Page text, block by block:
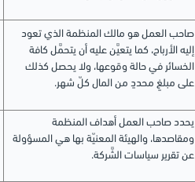
صاحب العمل هو مالك المنظمة الذي تعود
إليه الأرباح، كما يتعيَّن عليه أن يتحمَّل كافة
الخسائر في حالة وقوعها، ولا يحصل كذلك
على مبلغٍ محددٍ من المال كلّ شهر.
يحدد صاحب العمل أهداف المنظمة
ومقاصدها، والهيئة المعنيّة بها هي المسؤولة
عن تقرير سياسات الشَّركة.